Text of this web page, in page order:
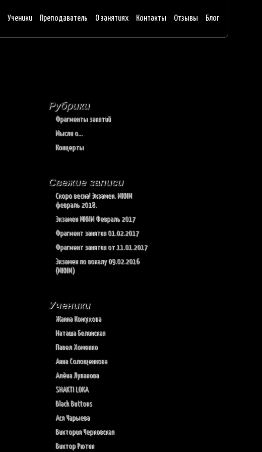
Ученики Преподаватель О занятиях Контакты Отзывы Блог
Рубрики
Фрагменты занятий
Мысли о…
Концерты
Свежие записи
Скоро весна! Экзамен. МКИМ
февраль 2018.
Экзамен МКИМ Февраль 2017
Фрагмент занятия 01.02.2017
Фрагмент занятия от 11.01.2017
Экзамен по вокалу 09.02.2016
(МКИМ)
Ученики
Жанна Кожухова
Наташа Белинская
Павел Хоменко
Анна Солощенкова
Алёна Лупанова
SHAKTI LOKA
Black Buttons
Ася Чарыева
Виктория Черковская
Виктор Рютин